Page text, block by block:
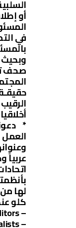
أو
في
صحف
*
العمل
عربياً
لها
كلو
– American Society of Newspaper Editors
– British National Union of Journalists